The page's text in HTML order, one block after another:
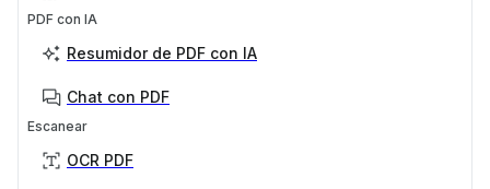
PDF con IA
Resumidor de PDF con IA
Chat con PDF
Escanear
OCR PDF